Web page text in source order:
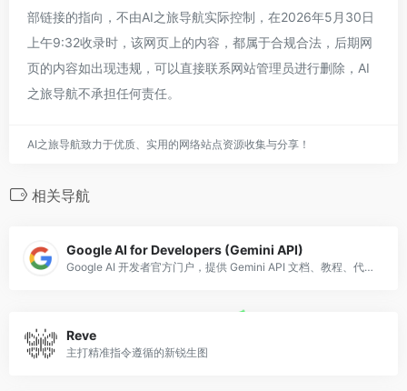
部链接的指向，不由AI之旅导航实际控制，在2026年5月30日
上午9:32收录时，该网页上的内容，都属于合规合法，后期网
页的内容如出现违规，可以直接联系网站管理员进行删除，AI
之旅导航不承担任何责任。
AI之旅导航致力于优质、实用的网络站点资源收集与分享！
相关导航
Google AI for Developers (Gemini API)
Google AI 开发者官方门户，提供 Gemini API 文档、教程、代码示例，是学习 Google AI 技术的官方入口。
Reve
主打精准指令遵循的新锐生图